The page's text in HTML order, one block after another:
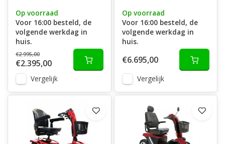
Op voorraad
Voor 16:00 besteld, de
volgende werkdag in
huis.
€2.995,00
€2.395,00
Vergelijk
Op voorraad
Voor 16:00 besteld, de
volgende werkdag in
huis.
€6.695,00
Vergelijk